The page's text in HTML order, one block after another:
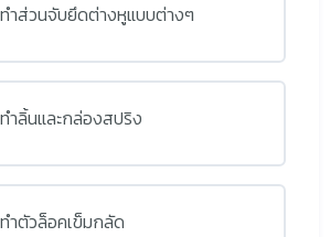
ำส่วนจับยึดต่างหูแบบต่างๆ
ำลิ้นและกล่องสปริง
ำตัวล็อคเข็มกลัด